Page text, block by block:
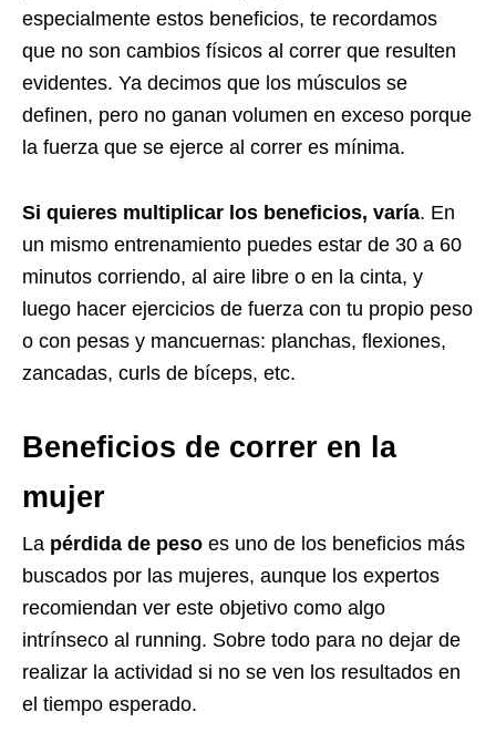
especialmente estos beneficios, te recordamos
que no son cambios físicos al correr que resulten
evidentes. Ya decimos que los músculos se
definen, pero no ganan volumen en exceso porque
la fuerza que se ejerce al correr es mínima.
Si quieres multiplicar los beneficios, varía. En
un mismo entrenamiento puedes estar de 30 a 60
minutos corriendo, al aire libre o en la cinta, y
luego hacer ejercicios de fuerza con tu propio peso
o con pesas y mancuernas: planchas, flexiones,
zancadas, curls de bíceps, etc.
Beneficios de correr en la
mujer
La pérdida de peso es uno de los beneficios más
buscados por las mujeres, aunque los expertos
recomiendan ver este objetivo como algo
intrínseco al running. Sobre todo para no dejar de
realizar la actividad si no se ven los resultados en
el tiempo esperado.